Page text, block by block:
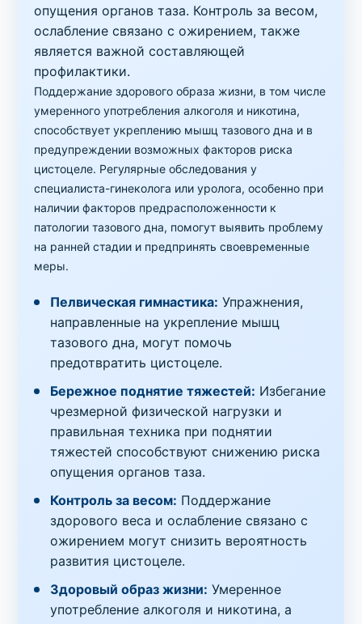
опущения органов таза. Контроль за весом,
ослабление связано с ожирением, также
является важной составляющей
профилактики.
Поддержание здорового образа жизни, в том числе
умеренного употребления алкоголя и никотина,
способствует укреплению мышц тазового дна и в
предупреждении возможных факторов риска
цистоцеле. Регулярные обследования у
специалиста-гинеколога или уролога, особенно при
наличии факторов предрасположенности к
патологии тазового дна, помогут выявить проблему
на ранней стадии и предпринять своевременные
меры.
Пелвическая гимнастика: Упражнения,
направленные на укрепление мышц
тазового дна, могут помочь
предотвратить цистоцеле.
Бережное поднятие тяжестей: Избегание
чрезмерной физической нагрузки и
правильная техника при поднятии
тяжестей способствуют снижению риска
опущения органов таза.
Контроль за весом: Поддержание
здорового веса и ослабление связано с
ожирением могут снизить вероятность
развития цистоцеле.
Здоровый образ жизни: Умеренное
употребление алкоголя и никотина, а